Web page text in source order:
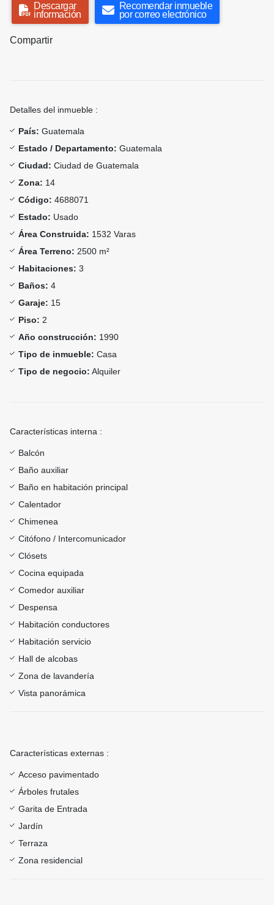
Descargar
información
Recomendar inmueble
por correo electrónico
Compartir
Detalles del inmueble :
País: Guatemala
Estado / Departamento: Guatemala
Ciudad: Ciudad de Guatemala
Zona: 14
Código: 4688071
Estado: Usado
Área Construida: 1532 Varas
Área Terreno: 2500 m²
Habitaciones: 3
Baños: 4
Garaje: 15
Piso: 2
Año construcción: 1990
Tipo de inmueble: Casa
Tipo de negocio: Alquiler
Características interna :
Balcón
Baño auxiliar
Baño en habitación principal
Calentador
Chimenea
Citófono / Intercomunicador
Clósets
Cocina equipada
Comedor auxiliar
Despensa
Habitación conductores
Habitación servicio
Hall de alcobas
Zona de lavandería
Vista panorámica
Características externas :
Acceso pavimentado
Árboles frutales
Garita de Entrada
Jardín
Terraza
Zona residencial